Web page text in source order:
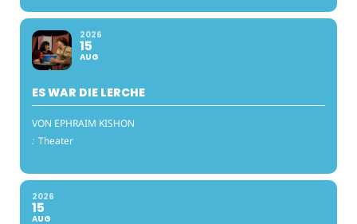
2026
15
AUG
ES WAR DIE LERCHE
VON EPHRAIM KISHON
: Theater
2026
15
AUG